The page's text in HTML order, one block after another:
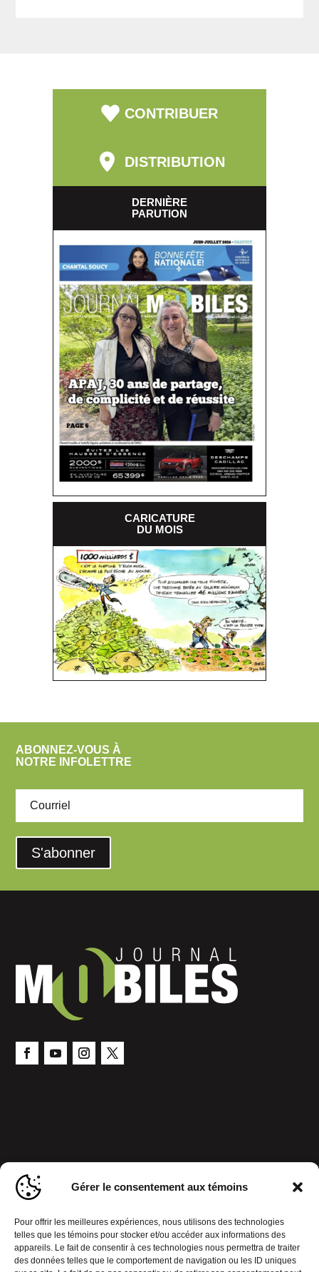
Gérer le consentement aux témoins
Pour offrir les meilleures expériences, nous utilisons des technologies
telles que les témoins pour stocker et/ou accéder aux informations des
appareils. Le fait de consentir à ces technologies nous permettra de traiter
des données telles que le comportement de navigation ou les ID uniques
CONTRIBUER
DISTRIBUTION
DERNIÈRE
PARUTION
CARICATURE
DU MOIS
ABONNEZ-VOUS À
NOTRE INFOLETTRE
S'abonner